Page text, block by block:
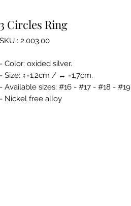
3 Circles Ring
SKU : 2.003.00
- Color: oxided silver.
- Size: ↕=1,2cm / ↔ =1,7cm.
- Available sizes: #16 - #17 - #18 - #19
- Nickel free alloy